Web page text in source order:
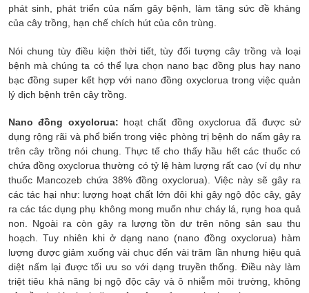
phát sinh, phát triển của nấm gây bệnh, làm tăng sức đề kháng
của cây trồng, hạn chế chích hút của côn trùng.
Nói chung tùy điều kiện thời tiết, tùy đối tượng cây trồng và loại
bệnh mà chúng ta có thể lựa chọn nano bạc đồng plus hay nano
bạc đồng super kết hợp với nano đồng oxyclorua trong việc quản
lý dịch bệnh trên cây trồng.
Nano đồng oxyclorua: hoạt chất đồng oxyclorua đã được sử
dụng rộng rãi và phổ biến trong việc phòng trị bệnh do nấm gây ra
trên cây trồng nói chung. Thực tế cho thấy hầu hết các thuốc có
chứa đồng oxyclorua thường có tỷ lệ hàm lượng rất cao (ví dụ như
thuốc Mancozeb chứa 38% đồng oxyclorua). Việc này sẽ gây ra
các tác hại như: lượng hoạt chất lớn đôi khi gây ngộ độc cây, gây
ra các tác dụng phụ không mong muốn như cháy lá, rụng hoa quả
non. Ngoài ra còn gây ra lượng tồn dư trên nông sản sau thu
hoạch. Tuy nhiên khi ở dạng nano (nano đồng oxyclorua) hàm
lượng được giảm xuống vài chục đến vài trăm lần nhưng hiệu quả
diệt nấm lại được tối ưu so với dạng truyền thống. Điều này làm
triệt tiêu khả năng bị ngộ độc cây và ô nhiễm môi trường, không